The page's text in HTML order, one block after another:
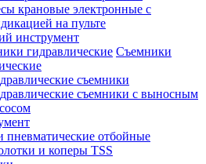
крановые электронные с
на пульте
инструмент
Съемники
съемники
cъемники с выносным
пневматические отбойные
и коперы TSS